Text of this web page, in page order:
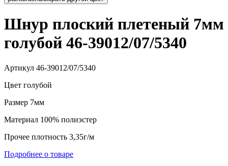
Шнур плоский плетеный 7мм
голубой 46-39012/07/5340
Артикул 46-39012/07/5340
Цвет голубой
Размер 7мм
Материал 100% полиэстер
Прочее плотность 3,35г/м
Подробнее о товаре